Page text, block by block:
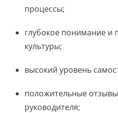
процессы;
глубокое понимание и
культуры;
высокий уровень
положительные отзывы
руководителя;